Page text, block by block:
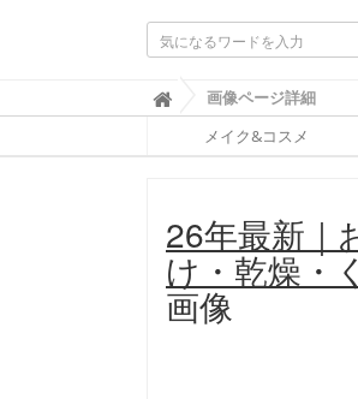
ふ
ぉ
ち
(
F
O
R
T
画像ページ詳細
メイク&コスメ
26年最新｜
け・乾燥・
画像